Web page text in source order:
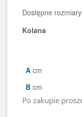
Dostępne
Kolana
A cm
B cm
Po zakupie